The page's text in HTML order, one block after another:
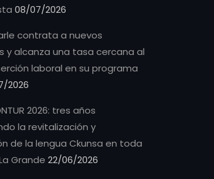
08/07/2026
contrata a nuevos
y alcanza una tasa cercana al
laboral en su programa
2026
2026: tres años
la revitalización y
de la lengua Ckunsa en toda
Grande 22/06/2026